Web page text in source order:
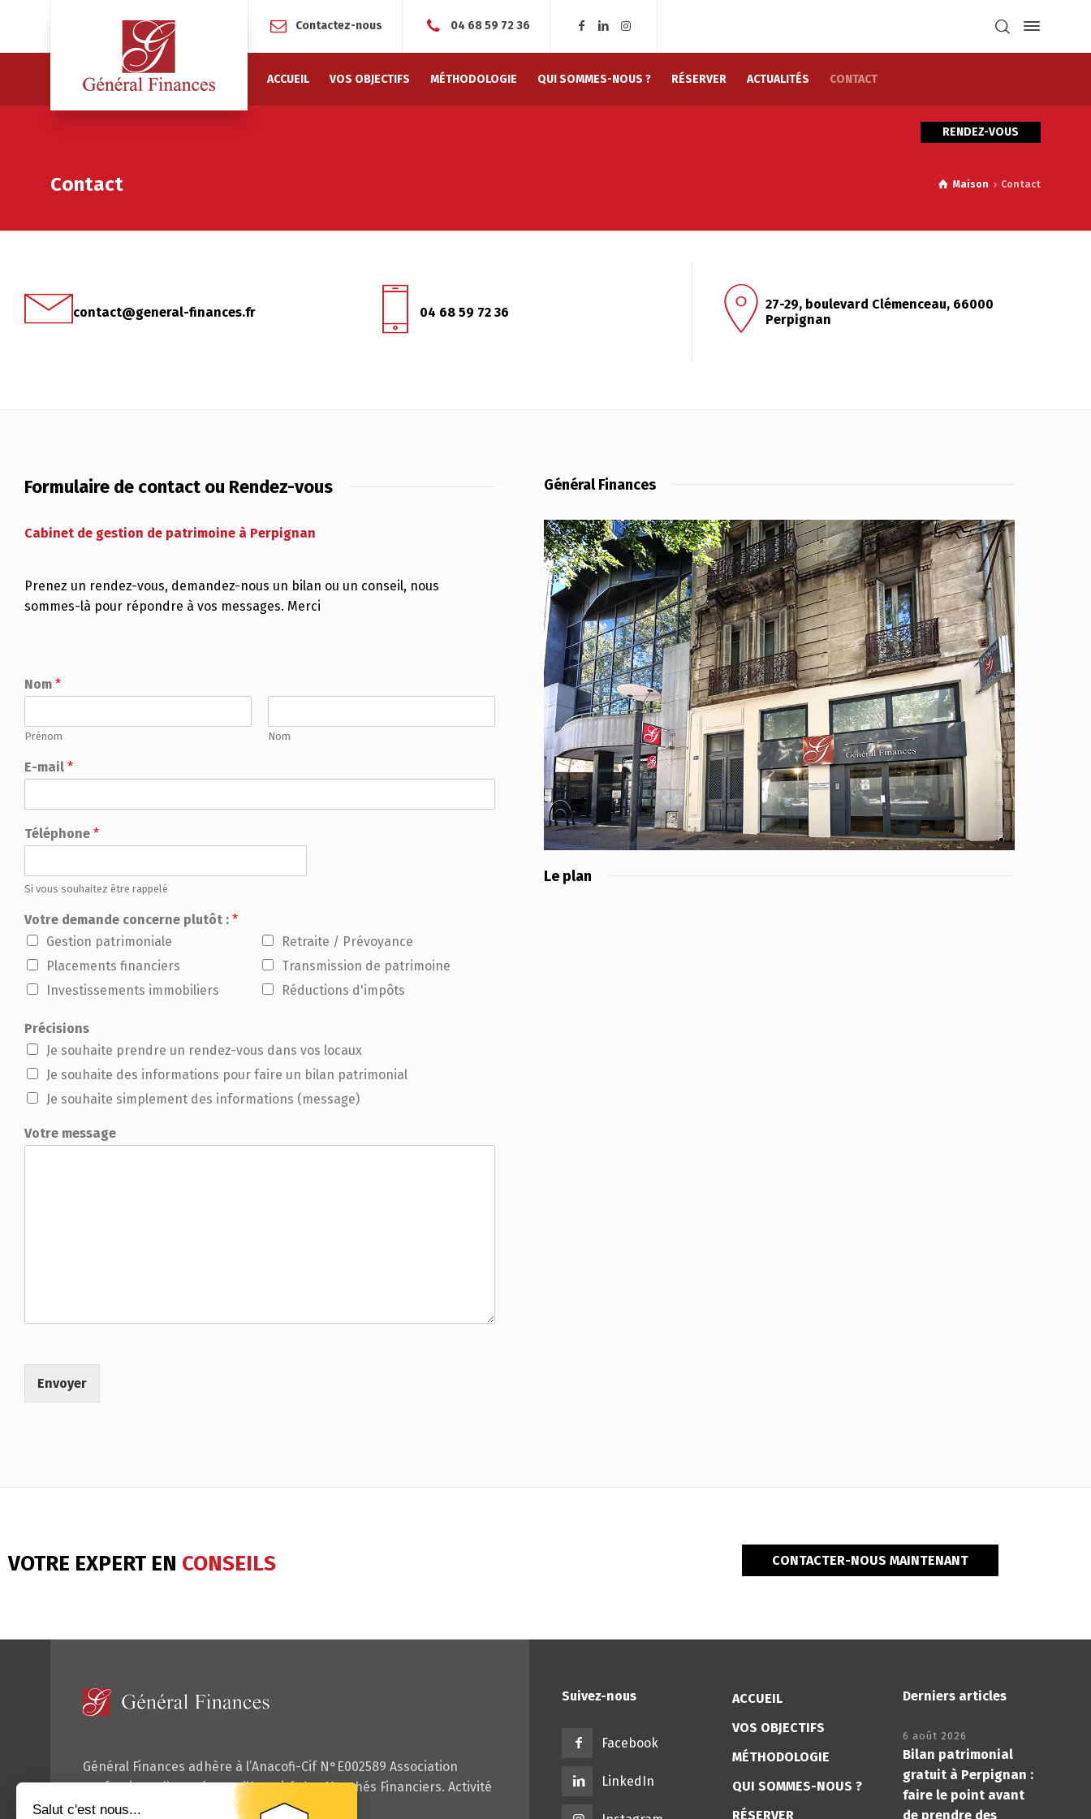
Contactez-nous 04 68 59 72 36
ACCUEIL VOS OBJECTIFS MÉTHODOLOGIE QUI SOMMES-NOUS ? RÉSERVER ACTUALITÉS CONTACT
RENDEZ-VOUS
Contact Maison Contact
contact@general-finances.fr 04 68 59 72 36
27-29, boulevard Clémenceau, 66000
Perpignan
Formulaire de contact ou Rendez-vous
Cabinet de gestion de patrimoine à Perpignan
Prenez un rendez-vous, demandez-nous un bilan ou un conseil, nous
sommes-là pour répondre à vos messages. Merci
Nom *
Prénom Nom
E-mail *
Téléphone *
Si vous souhaitez être rappelé
Votre demande concerne plutôt : *
Gestion patrimoniale
Retraite / Prévoyance
Placements financiers
Transmission de patrimoine
Investissements immobiliers
Réductions d'impôts
Précisions
Je souhaite prendre un rendez-vous dans vos locaux
Je souhaite des informations pour faire un bilan patrimonial
Je souhaite simplement des informations (message)
Votre message
Envoyer
Général Finances
Le plan
VOTRE EXPERT EN CONSEILS CONTACTER-NOUS MAINTENANT
Général Finances adhère à l’Anacofi-Cif N°E002589 Association
professionnelle agrée par l’Autorité des Marchés Financiers. Activité
de démarchage financier.
Suivez-nous
Facebook
LinkedIn
ACCUEIL
VOS OBJECTIFS
MÉTHODOLOGIE
QUI SOMMES-NOUS ?
RÉSERVER
Derniers articles
6 août 2026
Bilan patrimonial
gratuit à Perpignan :
faire le point avant
de prendre des